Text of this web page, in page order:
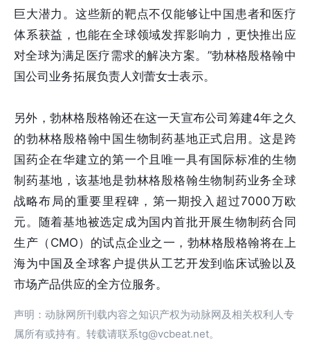
巨大潜力。这些新的靶点不仅能够让中国患者和医疗
体系获益，也能在全球领域发挥影响力，更快推出应
对全球为满足医疗需求的解决方案。”勃林格殷格翰中
国公司业务拓展负责人刘蕾女士表示。
另外，勃林格殷格翰还在这一天宣布公司筹建4年之久
的勃林格殷格翰中国生物制药基地正式启用。这是跨
国药企在华建立的第一个且唯一具有国际标准的生物
制药基地，该基地是勃林格殷格翰生物制药业务全球
战略布局的重要里程碑，第一期投入超过7000万欧
元。随着基地被选定成为国内首批开展生物制药合同
生产（CMO）的试点企业之一，勃林格殷格翰将在上
海为中国及全球客户提供从工艺开发到临床试验以及
市场产品供应的全方位服务。
声明：动脉网所刊载内容之知识产权为动脉网及相关权利人专
属所有或持有。转载请联系tg@vcbeat.net。